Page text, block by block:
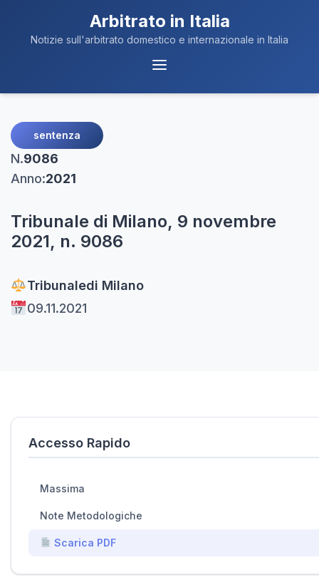
Arbitrato in Italia
Notizie sull'arbitrato domestico e internazionale in Italia
Menu
sentenza
N.9086
Anno:2021
Tribunale di Milano, 9 novembre
2021, n. 9086
Tribunaledi Milano
09.11.2021
Accesso Rapido
Massima
Note Metodologiche
Scarica PDF